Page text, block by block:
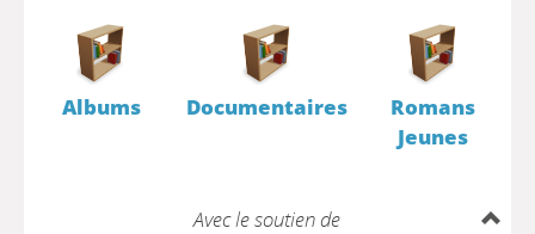
Albums Documentaires
Romans
Jeunes
Avec le soutien de